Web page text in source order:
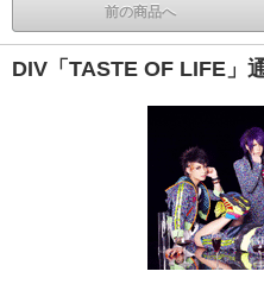
前の商品へ
DIV「TASTE OF LIFE」